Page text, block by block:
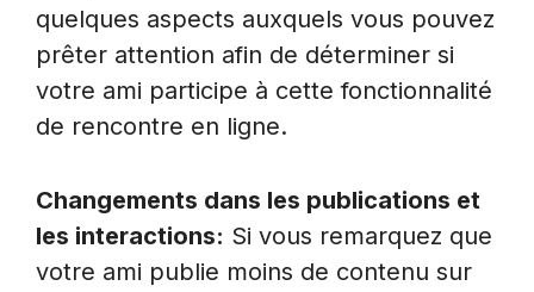
quelques aspects auxquels vous pouvez
prêter attention afin de déterminer si
votre ami participe à cette fonctionnalité
de rencontre en ligne.
Changements dans les publications et
les interactions: Si vous remarquez que
votre ami publie moins de contenu sur